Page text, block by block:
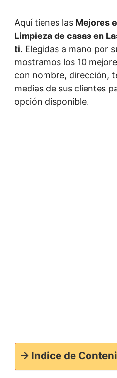
Aquí tienes las Mejores
Limpieza de casas en
ti. Elegidas a mano por
mostramos los 10
con nombre, dirección,
medias de sus clientes
opción disponible.
-> Indice de